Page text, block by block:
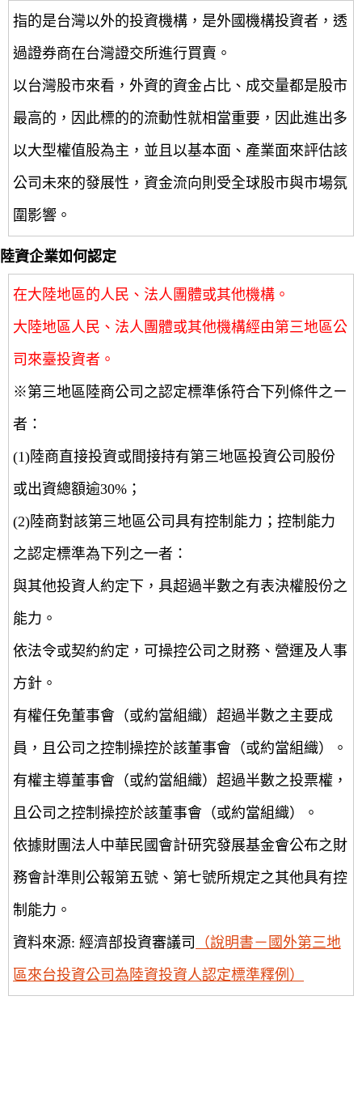
指的是台灣以外的投資機構，是外國機構投資者，透
過證券商在台灣證交所進行買賣。
以台灣股市來看，外資的資金占比、成交量都是股市
最高的，因此標的的流動性就相當重要，因此進出多
以大型權值股為主，並且以基本面、產業面來評估該
公司未來的發展性，資金流向則受全球股市與市場氛
圍影響。
陸資企業如何認定
在大陸地區的人民、法人團體或其他機構。
大陸地區人民、法人團體或其他機構經由第三地區公
司來臺投資者。
※第三地區陸商公司之認定標準係符合下列條件之ㄧ
者：
(1)陸商直接投資或間接持有第三地區投資公司股份
或出資總額逾30%；
(2)陸商對該第三地區公司具有控制能力；控制能力
之認定標準為下列之一者：
與其他投資人約定下，具超過半數之有表決權股份之
能力。
依法令或契約約定，可操控公司之財務、營運及人事
方針。
有權任免董事會（或約當組織）超過半數之主要成
員，且公司之控制操控於該董事會（或約當組織）。
有權主導董事會（或約當組織）超過半數之投票權，
且公司之控制操控於該董事會（或約當組織）。
依據財團法人中華民國會計研究發展基金會公布之財
務會計準則公報第五號、第七號所規定之其他具有控
制能力。
資料來源: 經濟部投資審議司
（說明書－國外第三地
區來台投資公司為陸資投資人認定標準釋例）